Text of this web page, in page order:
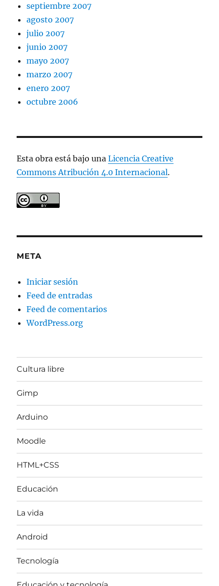
septiembre 2007
agosto 2007
julio 2007
junio 2007
mayo 2007
marzo 2007
enero 2007
octubre 2006
Esta obra está bajo unaLicencia Creative
Commons Atribución 4.0 Internacional.
META
Iniciar sesión
Feed de entradas
Feed de comentarios
WordPress.org
Cultura libre
Gimp
Arduino
Moodle
HTML+CSS
Educación
La vida
Android
Tecnología